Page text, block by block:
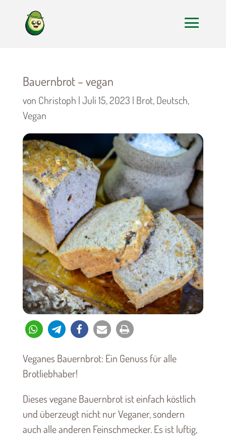
Bauernbrot – vegan
von Christoph |Juli 15, 2023 | Brot,Deutsch,
Vegan
Veganes Bauernbrot: Ein Genuss für alle
Brotliebhaber!
Dieses vegane Bauernbrot ist einfach köstlich
und überzeugt nicht nur Veganer, sondern
auch alle anderen Feinschmecker. Es ist luftig,